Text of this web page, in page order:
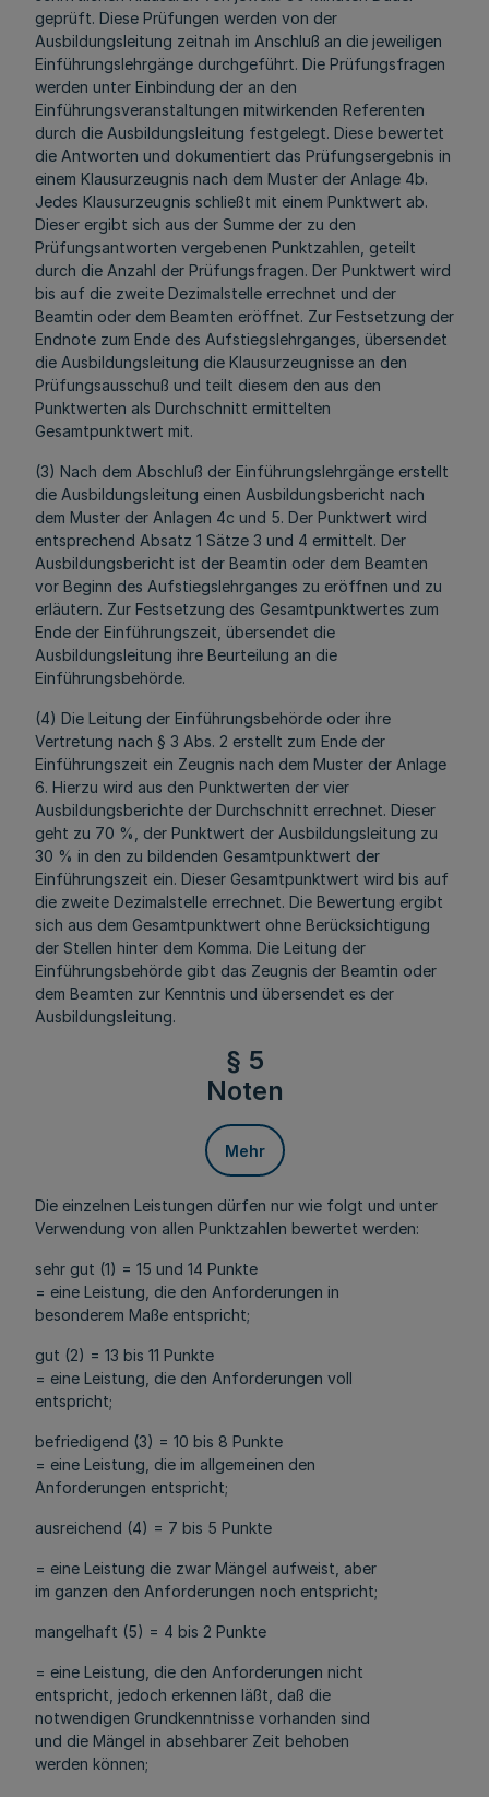
geprüft. Diese Prüfungen werden von der
Ausbildungsleitung zeitnah im Anschluß an die jeweiligen
Einführungslehrgänge durchgeführt. Die Prüfungsfragen
werden unter Einbindung der an den
Einführungsveranstaltungen mitwirkenden Referenten
durch die Ausbildungsleitung festgelegt. Diese bewertet
die Antworten und dokumentiert das Prüfungsergebnis in
einem Klausurzeugnis nach dem Muster der Anlage 4b.
Jedes Klausurzeugnis schließt mit einem Punktwert ab.
Dieser ergibt sich aus der Summe der zu den
Prüfungsantworten vergebenen Punktzahlen, geteilt
durch die Anzahl der Prüfungsfragen. Der Punktwert wird
bis auf die zweite Dezimalstelle errechnet und der
Beamtin oder dem Beamten eröffnet. Zur Festsetzung der
Endnote zum Ende des Aufstiegslehrganges, übersendet
die Ausbildungsleitung die Klausurzeugnisse an den
Prüfungsausschuß und teilt diesem den aus den
Punktwerten als Durchschnitt ermittelten
Gesamtpunktwert mit.
(3) Nach dem Abschluß der Einführungslehrgänge erstellt
die Ausbildungsleitung einen Ausbildungsbericht nach
dem Muster der Anlagen 4c und 5. Der Punktwert wird
entsprechend Absatz 1 Sätze 3 und 4 ermittelt. Der
Ausbildungsbericht ist der Beamtin oder dem Beamten
vor Beginn des Aufstiegslehrganges zu eröffnen und zu
erläutern. Zur Festsetzung des Gesamtpunktwertes zum
Ende der Einführungszeit, übersendet die
Ausbildungsleitung ihre Beurteilung an die
Einführungsbehörde.
(4) Die Leitung der Einführungsbehörde oder ihre
Vertretung nach § 3 Abs. 2 erstellt zum Ende der
Einführungszeit ein Zeugnis nach dem Muster der Anlage
6. Hierzu wird aus den Punktwerten der vier
Ausbildungsberichte der Durchschnitt errechnet. Dieser
geht zu 70 %, der Punktwert der Ausbildungsleitung zu
30 % in den zu bildenden Gesamtpunktwert der
Einführungszeit ein. Dieser Gesamtpunktwert wird bis auf
die zweite Dezimalstelle errechnet. Die Bewertung ergibt
sich aus dem Gesamtpunktwert ohne Berücksichtigung
der Stellen hinter dem Komma. Die Leitung der
Einführungsbehörde gibt das Zeugnis der Beamtin oder
dem Beamten zur Kenntnis und übersendet es der
Ausbildungsleitung.
§ 5
Noten
Mehr
Die einzelnen Leistungen dürfen nur wie folgt und unter
Verwendung von allen Punktzahlen bewertet werden:
sehr gut (1) = 15 und 14 Punkte
= eine Leistung, die den Anforderungen in
besonderem Maße entspricht;
gut (2) = 13 bis 11 Punkte
= eine Leistung, die den Anforderungen voll
entspricht;
befriedigend (3) = 10 bis 8 Punkte
= eine Leistung, die im allgemeinen den
Anforderungen entspricht;
ausreichend (4) = 7 bis 5 Punkte
= eine Leistung die zwar Mängel aufweist, aber
im ganzen den Anforderungen noch entspricht;
mangelhaft (5) = 4 bis 2 Punkte
= eine Leistung, die den Anforderungen nicht
entspricht, jedoch erkennen läßt, daß die
notwendigen Grundkenntnisse vorhanden sind
und die Mängel in absehbarer Zeit behoben
werden können;